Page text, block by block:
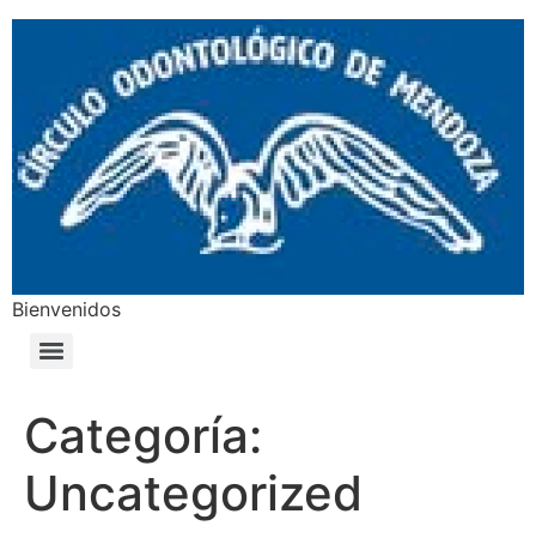
Bienvenidos
Categoría:
Uncategorized